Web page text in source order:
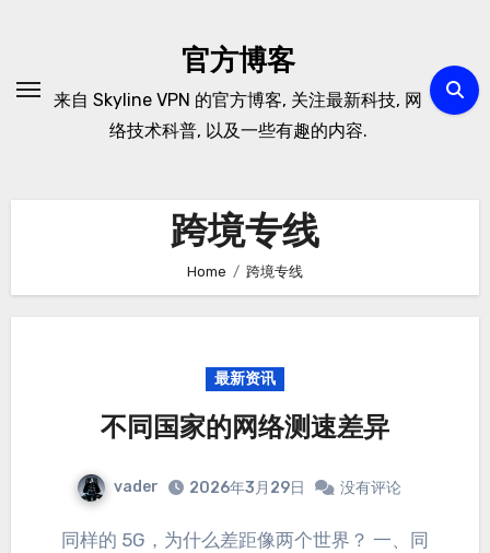
官方博客
来自 Skyline VPN 的官方博客, 关注最新科技, 网
络技术科普, 以及一些有趣的内容.
跨境专线
Home 跨境专线
最新资讯
不同国家的网络测速差异
vader 2026年3月29日 没有评论
同样的 5G，为什么差距像两个世界？ 一、同